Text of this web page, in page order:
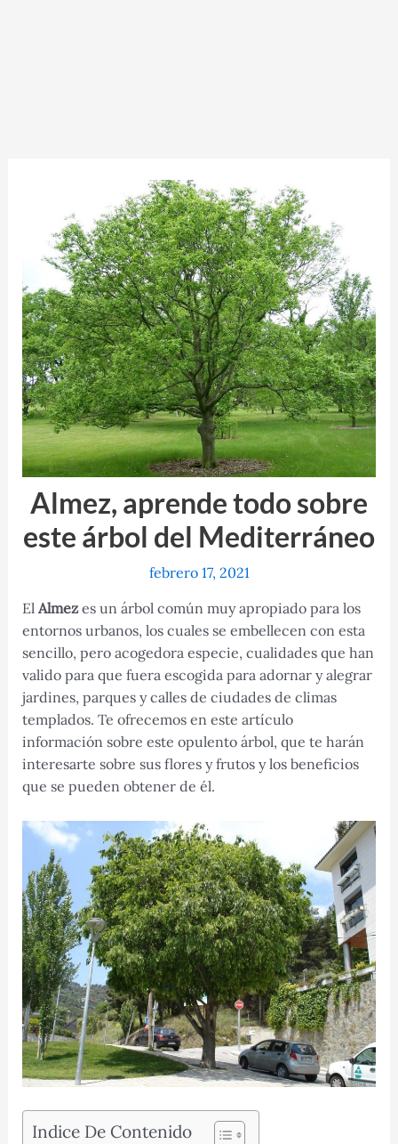
Almez, aprende todo sobre
este árbol del Mediterráneo
febrero 17, 2021
El Almezes un árbol común muy apropiado para los
entornos urbanos, los cuales se embellecen con esta
sencillo, pero acogedora especie, cualidades que han
valido para que fuera escogida para adornar y alegrar
jardines, parques y calles de ciudades de climas
templados. Te ofrecemos en este artículo
información sobre este opulento árbol, que te harán
interesarte sobre sus flores y frutos y los beneficios
que se pueden obtener de él.
Indice De Contenido